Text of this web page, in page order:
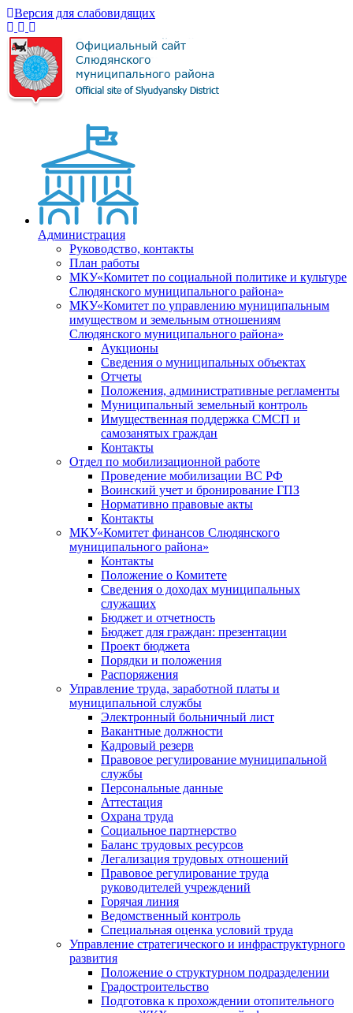
Версия для слабовидящих
Администрация
Руководство, контакты
План работы
МКУ«Комитет по социальной политике и культуре
Слюдянского муниципального района»
МКУ«Комитет по управлению муниципальным
имуществом и земельным отношениям
Слюдянского муниципального района»
Аукционы
Сведения о муниципальных объектах
Отчеты
Положения, административные регламенты
Муниципальный земельный контроль
Имущественная поддержка СМСП и
самозанятых граждан
Контакты
Отдел по мобилизационной работе
Проведение мобилизации ВС РФ
Воинский учет и бронирование ГПЗ
Нормативно правовые акты
Контакты
МКУ«Комитет финансов Слюдянского
муниципального района»
Контакты
Положение о Комитете
Сведения о доходах муниципальных
служащих
Бюджет и отчетность
Бюджет для граждан: презентации
Проект бюджета
Порядки и положения
Распоряжения
Управление труда, заработной платы и
муниципальной службы
Электронный больничный лист
Вакантные должности
Кадровый резерв
Правовое регулирование муниципальной
службы
Персональные данные
Аттестация
Охрана труда
Социальное партнерство
Баланс трудовых ресурсов
Легализация трудовых отношений
Правовое регулирование труда
руководителей учреждений
Горячая линия
Ведомственный контроль
Специальная оценка условий труда
Управление стратегического и инфраструктурного
развития
Положение о структурном подразделении
Градостроительство
Подготовка к прохождении отопительного